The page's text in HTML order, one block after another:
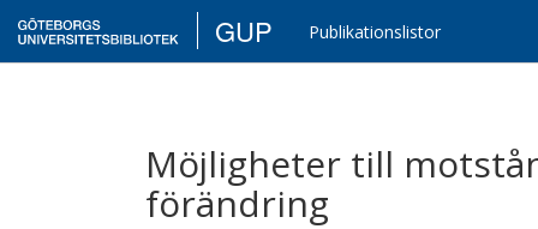
GUP Publikationslistor
Möjligheter till
förändring